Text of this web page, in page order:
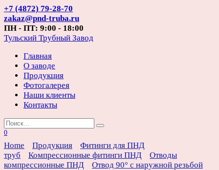
Перейти
к
содержанию
+7 (4872) 79-28-70
zakaz@pnd-truba.ru
ПН - ПТ: 9:00 - 18:00
Тульский Трубный Завод
Главная
О заводе
Продукция
Фотогалерея
Наши клиенты
Контакты
Search
for:
0
Home Продукция
Фитинги для ПНД
труб
Компрессионные фитинги ПНД
Отводы
компрессионные ПНД
Отвод 90° с наружной резьбой